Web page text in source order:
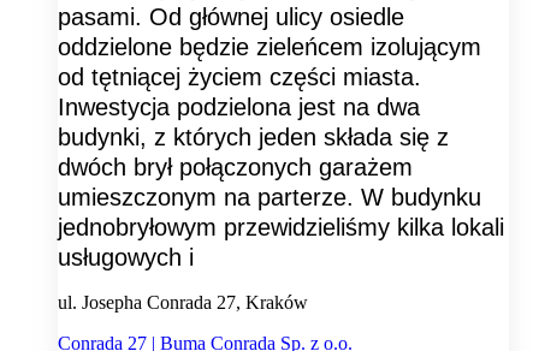
pasami. Od głównej ulicy osiedle
oddzielone będzie zieleńcem izolującym
od tętniącej życiem części miasta.
Inwestycja podzielona jest na dwa
budynki, z których jeden składa się z
dwóch brył połączonych garażem
umieszczonym na parterze. W budynku
jednobryłowym przewidzieliśmy kilka lokali
usługowych i
ul. Josepha Conrada 27, Kraków
Conrada 27 | Buma Conrada Sp. z o.o.